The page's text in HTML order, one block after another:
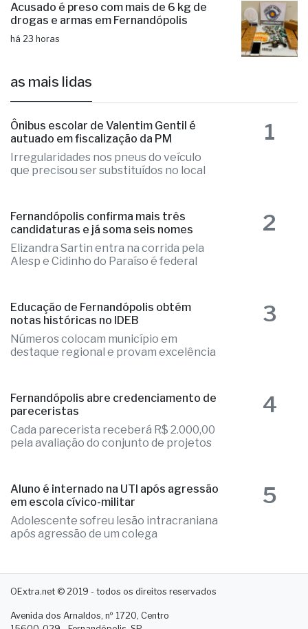
Acusado é preso com mais de 6 kg de
drogas e armas em Fernandópolis
há 23 horas
as mais lidas
Ônibus escolar de Valentim Gentil é
autuado em fiscalização da PM
Irregularidades nos pneus do veículo
que precisou ser substituídos no local
1
Fernandópolis confirma mais três
candidaturas e já soma seis nomes
Elizandra Sartin entra na corrida pela
Alesp e Cidinho do Paraíso é federal
2
Educação de Fernandópolis obtém
notas históricas no IDEB
Números colocam município em
destaque regional e provam excelência
3
Fernandópolis abre credenciamento de
pareceristas
Cada parecerista receberá R$ 2.000,00
pela avaliação do conjunto de projetos
4
Aluno é internado na UTI após agressão
em escola cívico-militar
Adolescente sofreu lesão intracraniana
após agressão de um colega
5
OExtra.net © 2019 - todos os direitos reservados
Avenida dos Arnaldos, nº 1720, Centro